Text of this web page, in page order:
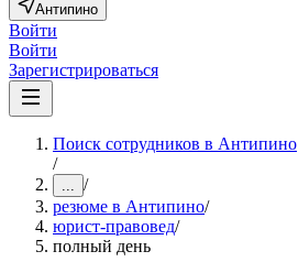
Антипино
Войти
Войти
Зарегистрироваться
Поиск сотрудников в Антипино
/
... /
резюме в Антипино/
юрист-правовед/
полный день